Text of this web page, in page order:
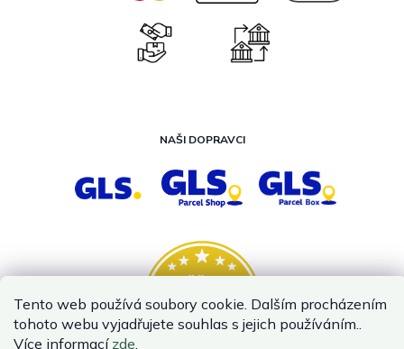
Tento web používá soubory cookie. Dalším procházením
tohoto webu vyjadřujete souhlas s jejich používáním..
Více informací zde.
NAŠI DOPRAVCI